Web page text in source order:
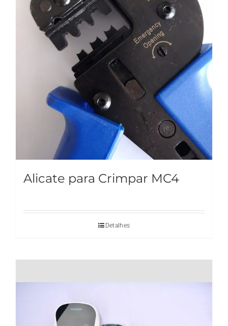
Alicate para Crimpar MC4
Detalhes